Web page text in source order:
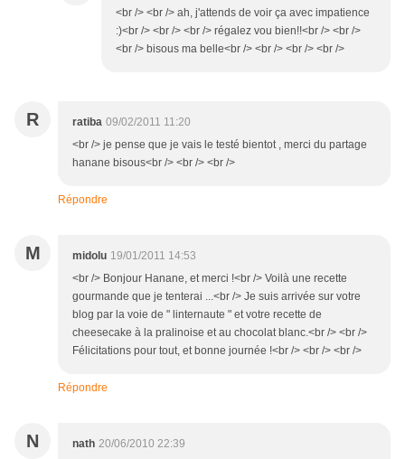
<br /> <br /> ah, j'attends de voir ça avec impatience
:)<br /> <br /> <br /> régalez vou bien!!<br /> <br />
<br /> bisous ma belle<br /> <br /> <br /> <br />
R ratiba 09/02/2011 11:20
<br /> je pense que je vais le testé bientot , merci du partage
hanane bisous<br /> <br /> <br />
Répondre
M midolu 19/01/2011 14:53
<br /> Bonjour Hanane, et merci !<br /> Voilà une recette
gourmande que je tenterai ...<br /> Je suis arrivée sur votre
blog par la voie de " linternaute " et votre recette de
cheesecake à la pralinoise et au chocolat blanc.<br /> <br />
Félicitations pour tout, et bonne journée !<br /> <br /> <br />
Répondre
N nath 20/06/2010 22:39